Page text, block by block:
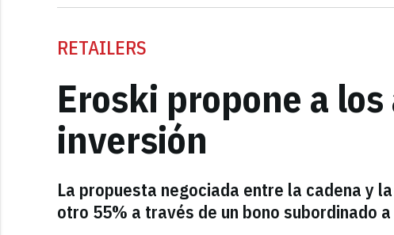
RETAILERS
Eroski propone a
inversión
La propuesta negociada entre la cadena y
otro 55% a través de un bono subordinado